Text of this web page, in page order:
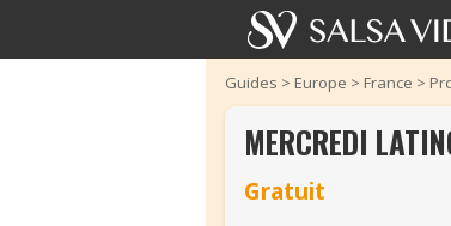
Guides > Europe > France >
MERCREDI
Gratuit